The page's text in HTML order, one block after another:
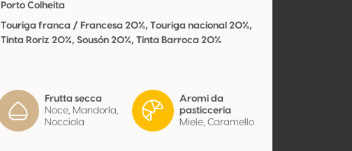
Porto Colheita
Touriga franca / Francesa 20%, Touriga nacional 20%,
Tinta Roriz 20%, Sousón 20%, Tinta Barroca 20%
Frutta secca
Noce, Mandorla,
Nocciola
Aromi da
pasticceria
Miele, Caramello